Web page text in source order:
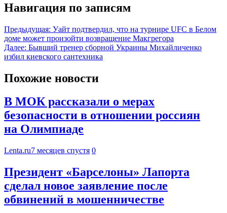
Навигация по записям
Предыдущая: Уайт подтвердил, что на турнире UFC в Белом
доме может произойти возвращение Макгрегора
Далее: Бывший тренер сборной Украины Михайличенко
избил киевского сантехника
Похожие новости
В МОК рассказали о мерах
безопасности в отношении россиян
на Олимпиаде
Lenta.ru7 месяцев спустя 0
Президент «Барселоны» Лапорта
сделал новое заявление после
обвинений в мошенничестве